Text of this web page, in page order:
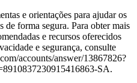
e orientações para ajudar os
de forma segura. Para obter mais
e recursos oferecidos
e segurança, consulte
accounts/answer/13867826?
SA.